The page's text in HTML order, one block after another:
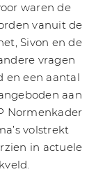
waren de
vanuit de
Sivon en de
vragen
en een aantal
aan
Normenkader
volstrekt
in actuele